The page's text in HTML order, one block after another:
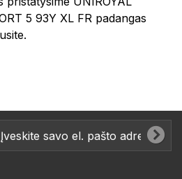
5 93Y XL FR padangas